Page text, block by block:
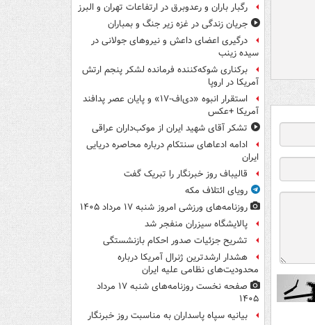
رگبار باران و رعدوبرق در ارتفاعات تهران و البرز
جریان زندگی در غزه زیر جنگ و بمباران
درگیری اعضای داعش و نیروهای جولانی در
سیده زینب
برکناری شوکه‌کننده فرمانده لشکر پنجم ارتش
آمریکا در اروپا
استقرار انبوه «دی‌اف‑۱۷» و پایان عصر پدافند
آمریکا +عکس
تشکر آقای شهید ایران از موکب‌داران عراقی
ادامه ادعاهای سنتکام درباره محاصره دریایی
ایران
قالیباف روز خبرنگار را تبریک گفت
رویای ائتلاف مکه
روزنامه‌های ورزشی امروز ‌شنبه ۱۷ مرداد ۱۴۰۵
پالایشگاه سیزران منفجر شد
تشریح جزئیات صدور احکام بازنشستگی
هشدار ارشدترین ژنرال آمریکا درباره
محدودیت‌های نظامی علیه ایران
صفحه نخست روزنامه‌های شنبه ۱۷ مرداد
۱۴۰۵
بیانیه سپاه پاسداران به مناسبت روز خبرنگار